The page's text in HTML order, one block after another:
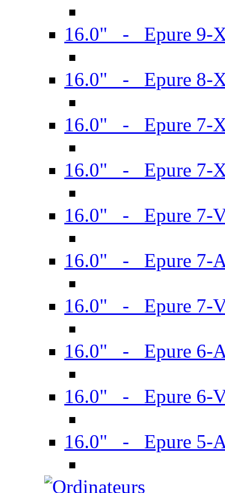
16.0" - Epure 9-
16.0" - Epure 8-
16.0" - Epure 7-
16.0" - Epure 7-
16.0" - Epure 7-
16.0" - Epure 7-
16.0" - Epure 7-
16.0" - Epure 6-
16.0" - Epure 6-
16.0" - Epure 5-